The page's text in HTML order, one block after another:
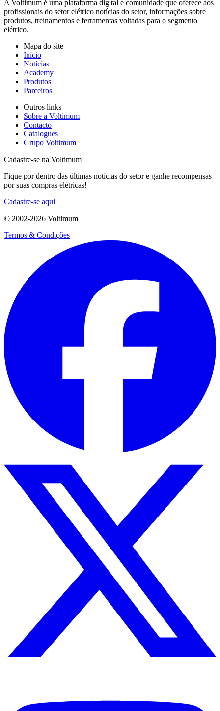
A Voltimum é uma plataforma digital e comunidade que oferece aos
profissionais do setor elétrico notícias do setor, informações sobre
produtos, treinamentos e ferramentas voltadas para o segmento
elétrico.
Mapa do site
Início
Notícias
Academy
Produtos
Parceiros
Outros links
Sobre a Voltimum
Contacto
Catalogues
Grupo Voltimum
Cadastre-se na Voltimum
Fique por dentro das últimas notícias do setor e ganhe recompensas
por suas compras elétricas!
Cadastre-se aqui
© 2002-2026 Voltimum
Termos & Condições